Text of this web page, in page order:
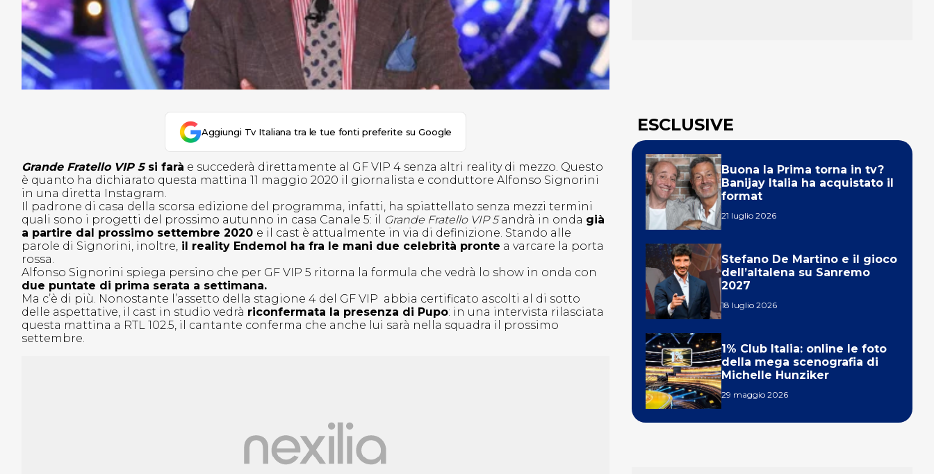
Aggiungi Tv Italiana tra le tue fonti preferite su Google
Grande Fratello VIP 5si farà e succederà direttamente al GF VIP 4 senza altri reality di mezzo. Questo
è quanto ha dichiarato questa mattina 11 maggio 2020 il giornalista e conduttore Alfonso Signorini
in una diretta Instagram.
Il padrone di casa della scorsa edizione del programma, infatti, ha spiattellato senza mezzi termini
quali sono i progetti del prossimo autunno in casa Canale 5: il
Grande Fratello VIP 5andrà in onda già
a partire dal prossimo settembre 2020 e il cast è attualmente in via di definizione. Stando alle
parole di Signorini, inoltre, il reality Endemol ha fra le mani due celebrità pronte a varcare la porta
rossa.
Alfonso Signorini spiega persino che per GF VIP 5 ritorna la formula che vedrà lo show in onda con
due puntate di prima serata a settimana.
Ma c’è di più. Nonostante l’assetto della stagione 4 del GF VIP abbia certificato ascolti al di sotto
delle aspettative, il cast in studio vedrà riconfermata la presenza di Pupo: in una intervista rilasciata
questa mattina a RTL 102.5, il cantante conferma che anche lui sarà nella squadra il prossimo
settembre.
ESCLUSIVE
Buona la Prima torna in tv?
Banijay Italia ha acquistato il
format
21 luglio 2026
Stefano De Martino e il gioco
dell’altalena su Sanremo
2027
18 luglio 2026
1% Club Italia: online le foto
della mega scenografia di
Michelle Hunziker
29 maggio 2026